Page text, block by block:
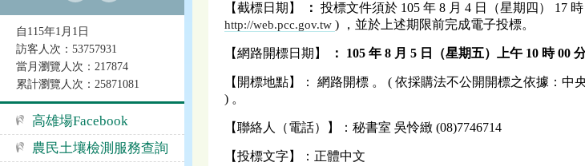
自115年1月1日
訪客人次：53757931
當月瀏覽人次：217874
累計瀏覽人次：25871081
高雄場Facebook
農民土壤檢測服務查詢
【截標日期】 ： 投標文件須於 105 年 8 月 4 日（星期四） 17
http://web.pcc.gov.tw ) ，並於上述期限前完成電子投標。
【網路開標日期】 ： 105 年 8 月 5 日（星期五）上午 10 時 00 分
【開標地點】： 網路開標 。 ( 依採購法不公開開標之依據：
) 。
【聯絡人（電話）】：秘書室 吳怜緻 (08)7746714
【投標文字】：正體中文